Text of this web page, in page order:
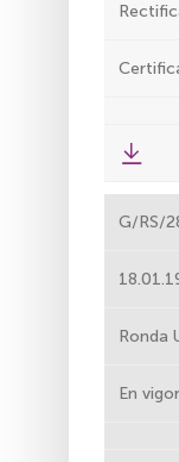
G/RS/
Ronda
En vigor